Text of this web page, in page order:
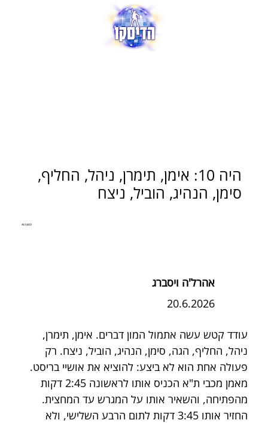
עודד קטש עשה אתמול המון דברים. אימן, תימרן,
ניהל, החליף, הגה, סימן, הנהיג, הוביל, ניצח. רק
פעולה אחת הוא לא ביצע: להוציא את אושיי בריסט.
מאמן מכבי ת"א הכניס אותו לראשונה 2:45 דקות
מהפתיחה, והשאיר אותו על המגרש עד המחצית.
החזיר אותו 3:45 דקות לתום הרבע השלישי, ולא
אהרל'ה ויסברג
20.6.2026
תמונת AI
היה 10: אימן, תימרן, ניהל, החליף,
סימן, הנהיג, הוביל, ניצח